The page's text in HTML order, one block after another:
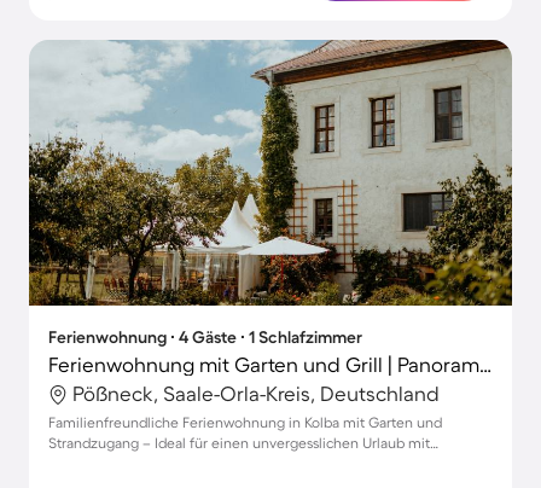
Ferienwohnung ∙ 4 Gäste ∙ 1 Schlafzimmer
Ferienwohnung mit Garten und Grill | Panoramablick
Pößneck, Saale-Orla-Kreis, Deutschland
Familienfreundliche Ferienwohnung in Kolba mit Garten und
Strandzugang – Ideal für einen unvergesslichen Urlaub mit